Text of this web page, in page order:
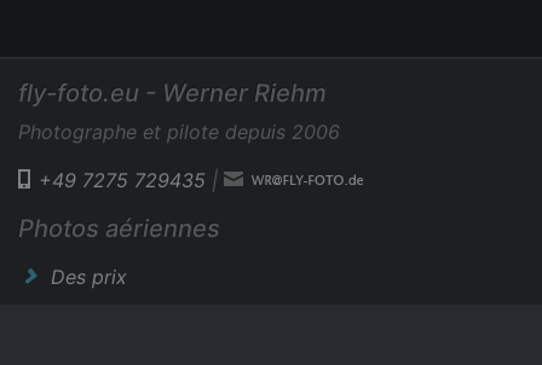
fly-foto.eu - Werner Riehm
Photographe et pilote depuis 2006
+49 7275 729435 |
Photos aériennes
Des prix